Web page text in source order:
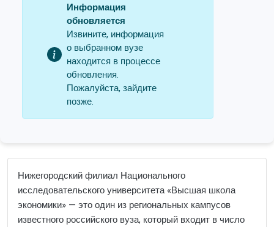
Информация
обновляется
Извините, информация
о выбранном вузе
находится в процессе
обновления.
Пожалуйста, зайдите
позже.
Нижегородский филиал Национального
исследовательского университета «Высшая школа
экономики» — это один из региональных кампусов
известного российского вуза, который входит в число